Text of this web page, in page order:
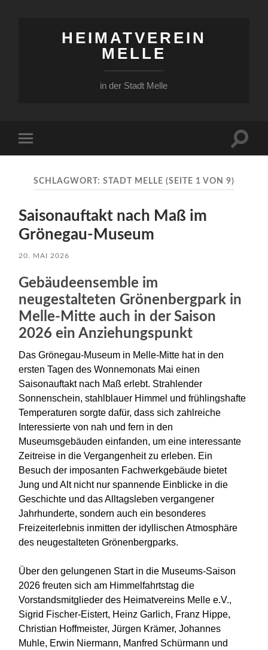
HEIMATVEREIN
MELLE
in der Stadt Melle
Menü
SCHLAGWORT: STADT MELLE (SEITE 1 VON 9)
Saisonauftakt nach Maß im
Grönegau-Museum
20. MAI 2026
Gebäudeensemble im
neugestalteten Grönenbergpark in
Melle-Mitte auch in der Saison
2026 ein Anziehungspunkt
Das Grönegau-Museum in Melle-Mitte hat in den
ersten Tagen des Wonnemonats Mai einen
Saisonauftakt nach Maß erlebt. Strahlender
Sonnenschein, stahlblauer Himmel und frühlingshafte
Temperaturen sorgte dafür, dass sich zahlreiche
Interessierte von nah und fern in den
Museumsgebäuden einfanden, um eine interessante
Zeitreise in die Vergangenheit zu erleben. Ein
Besuch der imposanten Fachwerkgebäude bietet
Jung und Alt nicht nur spannende Einblicke in die
Geschichte und das Alltagsleben vergangener
Jahrhunderte, sondern auch ein besonderes
Freizeiterlebnis inmitten der idyllischen Atmosphäre
des neugestalteten Grönenbergparks.
Über den gelungenen Start in die Museums-Saison
2026 freuten sich am Himmelfahrtstag die
Vorstandsmitglieder des Heimatvereins Melle e.V.,
Sigrid Fischer-Eistert, Heinz Garlich, Franz Hippe,
Christian Hoffmeister, Jürgen Krämer, Johannes
Muhle, Erwin Niermann, Manfred Schürmann und